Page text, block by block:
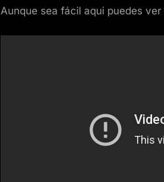
Aunque sea fácil aqui puedes